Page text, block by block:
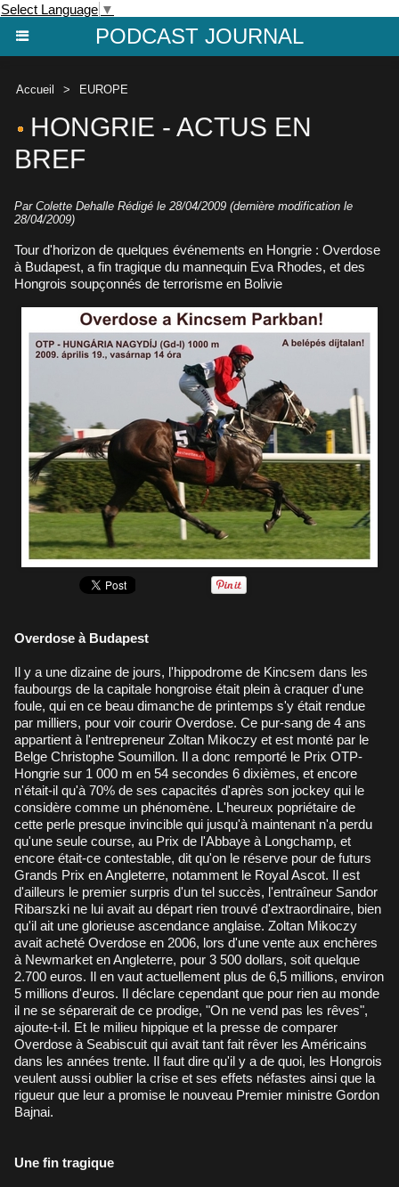
Select Language ▼
PODCAST JOURNAL
Accueil > EUROPE
HONGRIE - ACTUS EN
BREF
Par Colette Dehalle Rédigé le 28/04/2009 (dernière modification le
28/04/2009)
Tour d'horizon de quelques événements en Hongrie : Overdose
à Budapest, a fin tragique du mannequin Eva Rhodes, et des
Hongrois soupçonnés de terrorisme en Bolivie
Overdose à Budapest
Il y a une dizaine de jours, l'hippodrome de Kincsem dans les
faubourgs de la capitale hongroise était plein à craquer d'une
foule, qui en ce beau dimanche de printemps s'y était rendue
par milliers, pour voir courir Overdose. Ce pur-sang de 4 ans
appartient à l'entrepreneur Zoltan Mikoczy et est monté par le
Belge Christophe Soumillon. Il a donc remporté le Prix OTP-
Hongrie sur 1 000 m en 54 secondes 6 dixièmes, et encore
n'était-il qu'à 70% de ses capacités d'après son jockey qui le
considère comme un phénomène. L'heureux popriétaire de
cette perle presque invincible qui jusqu'à maintenant n'a perdu
qu'une seule course, au Prix de l'Abbaye à Longchamp, et
encore était-ce contestable, dit qu'on le réserve pour de futurs
Grands Prix en Angleterre, notamment le Royal Ascot. Il est
d'ailleurs le premier surpris d'un tel succès, l'entraîneur Sandor
Ribarszki ne lui avait au départ rien trouvé d'extraordinaire, bien
qu'il ait une glorieuse ascendance anglaise. Zoltan Mikoczy
avait acheté Overdose en 2006, lors d'une vente aux enchères
à Newmarket en Angleterre, pour 3 500 dollars, soit quelque
2.700 euros. Il en vaut actuellement plus de 6,5 millions, environ
5 millions d'euros. Il déclare cependant que pour rien au monde
il ne se séparerait de ce prodige, "On ne vend pas les rêves",
ajoute-t-il. Et le milieu hippique et la presse de comparer
Overdose à Seabiscuit qui avait tant fait rêver les Américains
dans les années trente. Il faut dire qu'il y a de quoi, les Hongrois
veulent aussi oublier la crise et ses effets néfastes ainsi que la
rigueur que leur a promise le nouveau Premier ministre Gordon
Bajnai.
Une fin tragique